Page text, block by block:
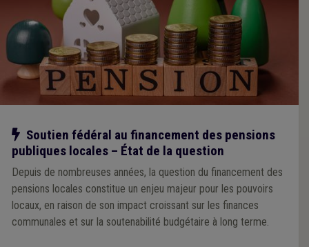
Notre action
Soutien fédéral au financement des pensions
publiques locales – État de la question
Depuis de nombreuses années, la question du financement des
pensions locales constitue un enjeu majeur pour les pouvoirs
locaux, en raison de son impact croissant sur les finances
communales et sur la soutenabilité budgétaire à long terme.